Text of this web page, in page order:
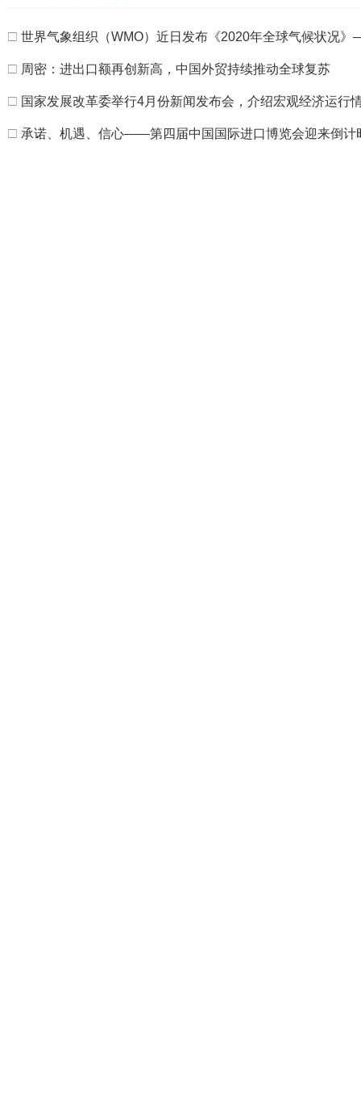
□ 世界气象组织（WMO）近日发布《2020年全球气候状况
□ 周密：进出口额再创新高，中国外贸持续推动全球复苏
□ 国家发展改革委举行4月份新闻发布会，介绍宏观经济运行
□ 承诺、机遇、信心——第四届中国国际进口博览会迎来倒计